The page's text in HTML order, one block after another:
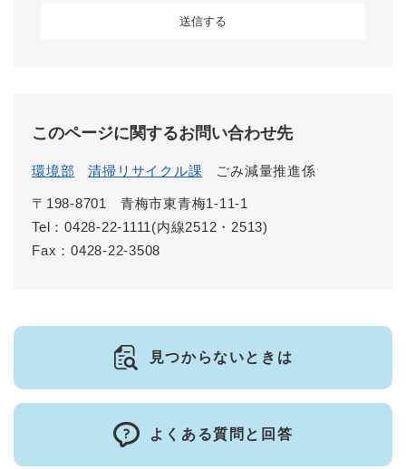
このページに関するお問い合わせ先
環境部 清掃リサイクル課 ごみ減量推進係
〒198-8701
青梅市東青梅1-11-1
Tel：0428-22-1111(内線2512・2513)
Fax：0428-22-3508
見つからないときは
よくある質問と回答